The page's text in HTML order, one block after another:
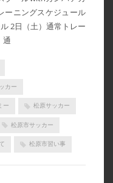
ーニングスケジュール
2日（土）通常トレー
通
カー
ー 松原サッカー
松原市サッカー
松原市習い事